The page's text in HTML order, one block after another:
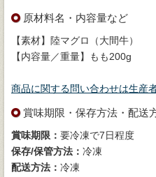
原材料名・内容量など
【素材】陸マグロ（大間牛）
【内容量／重量】もも200g
商品に関する問い合わせは生産
賞味期限・保存方法・配送
賞味期限： 要冷凍で7日程度
保存/保管方法： 冷凍
配送方法： 冷凍